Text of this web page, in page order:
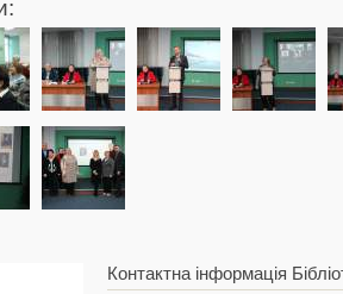
Контактна інформація